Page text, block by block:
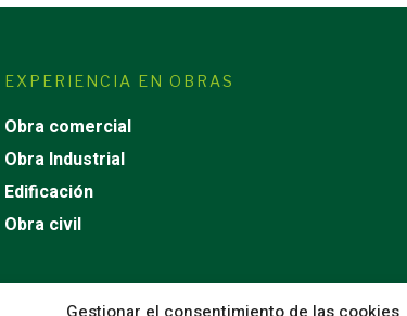
EXPERIENCIA EN OBRAS
Obra comercial
Obra Industrial
Edificación
Obra civil